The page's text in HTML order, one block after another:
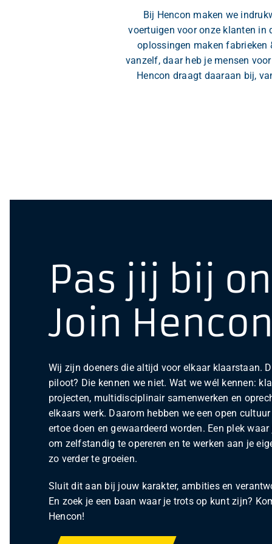
Bij Hencon maken we
voertuigen voor onze klanten in
oplossingen maken fabrieken
vanzelf, daar heb je mensen
Hencon draagt daaraan bij,
Pas jij bij
Join
Wij zijn doeners die altijd voor elkaar klaarstaan.
piloot? Die kennen we niet. Wat we wél kennen:
projecten, multidisciplinair samenwerken en
elkaars werk. Daarom hebben we een open
ertoe doen en gewaardeerd worden. Een plek
om zelfstandig te opereren en te werken aan je
zo verder te groeien.
Sluit dit aan bij jouw karakter, ambities en
En zoek je een baan waar je trots op kunt zijn?
Hencon!